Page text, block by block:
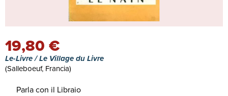
19,80 €
Le-Livre / Le Village du Livre
(Salleboeuf, Francia)
Parla con il Libraio